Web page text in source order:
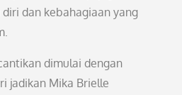
dan kebahagiaan yang
dimulai dengan
jadikan Mika Brielle